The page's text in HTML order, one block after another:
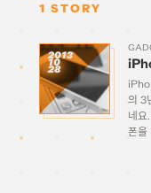
1 STORY
2013
10
28
의 3
네요
폰을